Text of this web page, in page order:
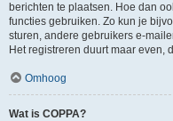
berichten te plaatsen. Hoe dan
functies gebruiken. Zo kun je
sturen, andere gebruikers e-
Het registreren duurt maar even,
Omhoog
Wat is COPPA?